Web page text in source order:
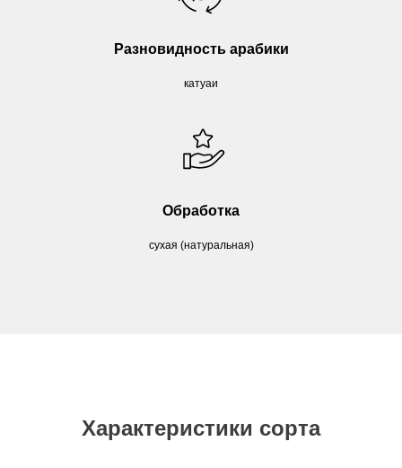
Разновидность арабики
катуаи
Обработка
сухая (натуральная)
Характеристики сорта